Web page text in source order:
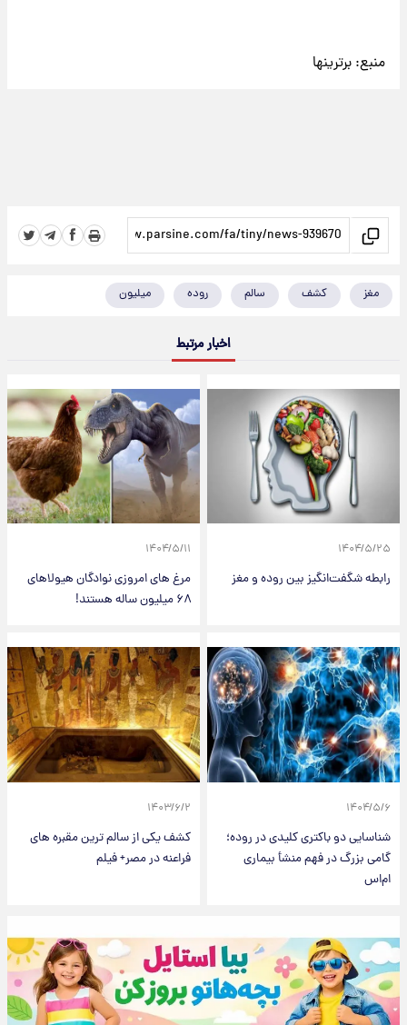
منبع: برترینها
مغز کشف سالم روده میلیون
اخبار مرتبط
۱۴۰۴/۵/۲۵
رابطه شگفت‌انگیز بین روده و مغز
۱۴۰۴/۵/۱۱
مرغ های امروزی نوادگان هیولاهای
۶۸ میلیون ساله هستند!
۱۴۰۴/۵/۶
شناسایی دو باکتری کلیدی در روده؛
گامی بزرگ در فهم منشأ بیماری
ام‌اس
۱۴۰۳/۶/۲
کشف یکی از سالم ترین مقبره های
فراعنه در مصر+ فیلم